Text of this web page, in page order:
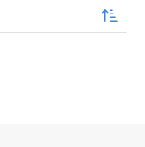
enviar